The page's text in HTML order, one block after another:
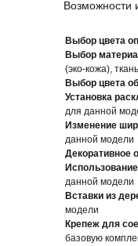
Возможности
Выбор цвета
Выбор
(эко-кожа), ткань
Выбор цвета
Установка
для данной
Изменение
данной модели
Декоративное
данной модели
Вставки из
модели
Крепеж для
базовую